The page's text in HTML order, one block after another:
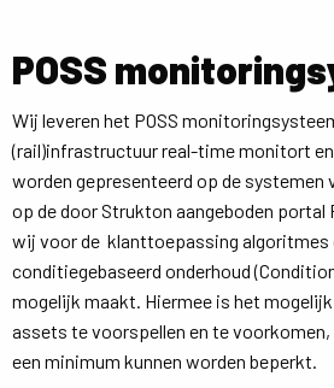
POSS
Wij leveren het POSS
(rail)infrastructuur real-time monitort
worden gepresenteerd op de systemen
op de door Strukton aangeboden portal
wij voor de klanttoepassing algoritmes
conditiegebaseerd onderhoud
mogelijk maakt. Hiermee is het
assets te voorspellen en te
een minimum kunnen worden beperkt.